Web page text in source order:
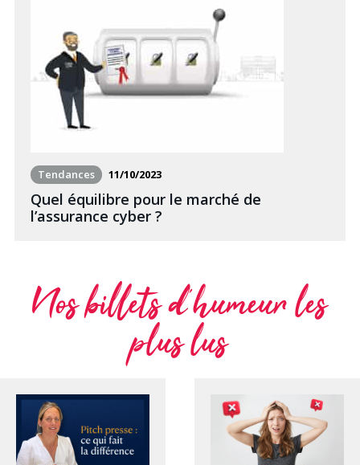
Tendances 11/10/2023
Quel équilibre pour le marché de
l’assurance cyber ?
Nos billets d’humeur les
plus lus